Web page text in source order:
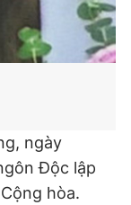
ngày
Độc lập
hòa.